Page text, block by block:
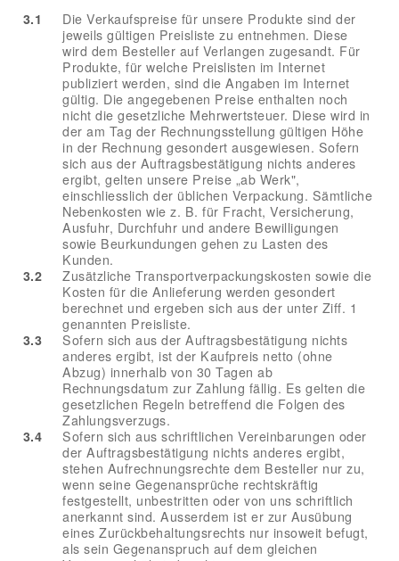
3.1
Die Verkaufspreise für unsere Produkte sind der
jeweils gültigen Preisliste zu entnehmen. Diese
wird dem Besteller auf Verlangen zugesandt. Für
Produkte, für welche Preislisten im Internet
publiziert werden, sind die Angaben im Internet
gültig. Die angegebenen Preise enthalten noch
nicht die gesetzliche Mehrwertsteuer. Diese wird in
der am Tag der Rechnungsstellung gültigen Höhe
in der Rechnung gesondert ausgewiesen. Sofern
sich aus der Auftragsbestätigung nichts anderes
ergibt, gelten unsere Preise „ab Werk",
einschliesslich der üblichen Verpackung. Sämtliche
Nebenkosten wie z. B. für Fracht, Versicherung,
Ausfuhr, Durchfuhr und andere Bewilligungen
sowie Beurkundungen gehen zu Lasten des
Kunden.
3.2
Zusätzliche Transportverpackungskosten sowie die
Kosten für die Anlieferung werden gesondert
berechnet und ergeben sich aus der unter Ziff. 1
genannten Preisliste.
3.3
Sofern sich aus der Auftragsbestätigung nichts
anderes ergibt, ist der Kaufpreis netto (ohne
Abzug) innerhalb von 30 Tagen ab
Rechnungsdatum zur Zahlung fällig. Es gelten die
gesetzlichen Regeln betreffend die Folgen des
Zahlungsverzugs.
3.4
Sofern sich aus schriftlichen Vereinbarungen oder
der Auftragsbestätigung nichts anderes ergibt,
stehen Aufrechnungsrechte dem Besteller nur zu,
wenn seine Gegenansprüche rechtskräftig
festgestellt, unbestritten oder von uns schriftlich
anerkannt sind. Ausserdem ist er zur Ausübung
eines Zurückbehaltungsrechts nur insoweit befugt,
als sein Gegenanspruch auf dem gleichen